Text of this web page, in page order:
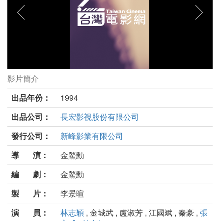
校園敢死隊劇照
影片簡介
出品年份：
1994
出品公司：
長宏影視股份有限公司
發行公司：
新峰影業有限公司
導 演：
金鰲勳
編 劇：
金鰲勳
製 片：
李景暄
演 員：
林志穎 , 金城武 , 盧淑芳 , 江國斌 , 秦豪 , 張